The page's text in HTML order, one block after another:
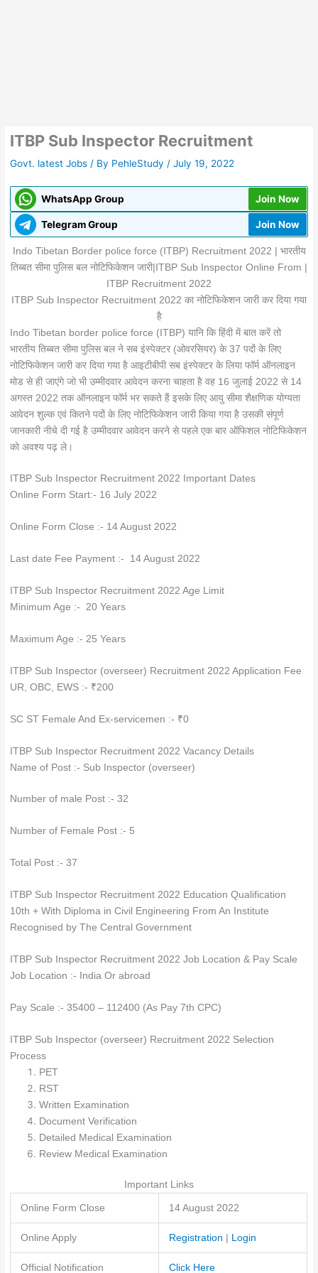
ITBP Sub Inspector Recruitment
Govt. latest Jobs / By PehleStudy /July 19, 2022
WhatsApp Group Join Now
Telegram Group Join Now
Indo Tibetan Border police force (ITBP) Recruitment 2022 | भारतीय
तिब्बत सीमा पुलिस बल नोटिफिकेशन जारी|ITBP Sub Inspector Online From |
ITBP Recruitment 2022
ITBP Sub Inspector Recruitment 2022 का नोटिफिकेशन जारी कर दिया गया
है
Indo Tibetan border police force (ITBP) यानि कि हिंदी में बात करें तो
भारतीय तिब्बत सीमा पुलिस बल ने सब इंस्पेक्टर (ओवरसियर) के 37 पदों के लिए
नोटिफिकेशन जारी कर दिया गया है आइटीबीपी सब इंस्पेक्टर के लिया फॉर्म ऑनलाइन
मोड से ही जाएंगे जो भी उम्मीदवार आवेदन करना चाहता है वह 16 जुलाई 2022 से 14
अगस्त 2022 तक ऑनलाइन फॉर्म भर सकते हैं इसके लिए आयु सीमा शैक्षणिक योग्यता
आवेदन शुल्क एवं कितने पदों के लिए नोटिफिकेशन जारी किया गया है उसकी संपूर्ण
जानकारी नीचे दी गई है उम्मीदवार आवेदन करने से पहले एक बार ऑफिशल नोटिफिकेशन
को अवश्य पढ़ ले।
ITBP Sub Inspector Recruitment 2022 Important Dates
Online Form Start:- 16 July 2022
Online Form Close :- 14 August 2022
Last date Fee Payment :- 14 August 2022
ITBP Sub Inspector Recruitment 2022 Age Limit
Minimum Age :- 20 Years
Maximum Age :- 25 Years
ITBP Sub Inspector (overseer) Recruitment 2022 Application Fee
UR, OBC, EWS :- ₹200
SC ST Female And Ex-servicemen :- ₹0
ITBP Sub Inspector Recruitment 2022 Vacancy Details
Name of Post :- Sub Inspector (overseer)
Number of male Post :- 32
Number of Female Post :- 5
Total Post :- 37
ITBP Sub Inspector Recruitment 2022 Education Qualification
10th + With Diploma in Civil Engineering From An Institute
Recognised by The Central Government
ITBP Sub Inspector Recruitment 2022 Job Location & Pay Scale
Job Location :- India Or abroad
Pay Scale :- 35400 – 112400 (As Pay 7th CPC)
ITBP Sub Inspector (overseer) Recruitment 2022 Selection
Process
PET
RST
Written Examination
Document Verification
Detailed Medical Examination
Review Medical Examination
Important Links
Online Form Close 14 August 2022
Online Apply Registration Login
Official Notification Click Here